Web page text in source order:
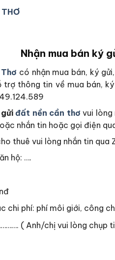
THƠ
Nhận mua bán ký
có nhận mua bán, ký
trợ thông tin về mua bán,
gửiđất nền cần thơ vui
nhắn tin hoặc gọi điện
thuê vui lòng nhắn tin
hộ: ….
chi phí: phí môi giới, công
( Anh/chị vui lòng